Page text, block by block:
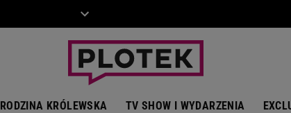
RODZINA KRÓLEWSKA TV SHOW I WYDARZENIA